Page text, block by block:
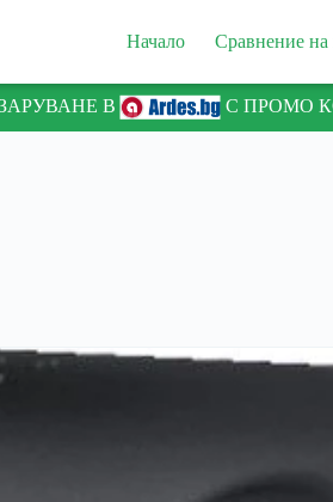
Начало Сравнение на
В С ПРОМО